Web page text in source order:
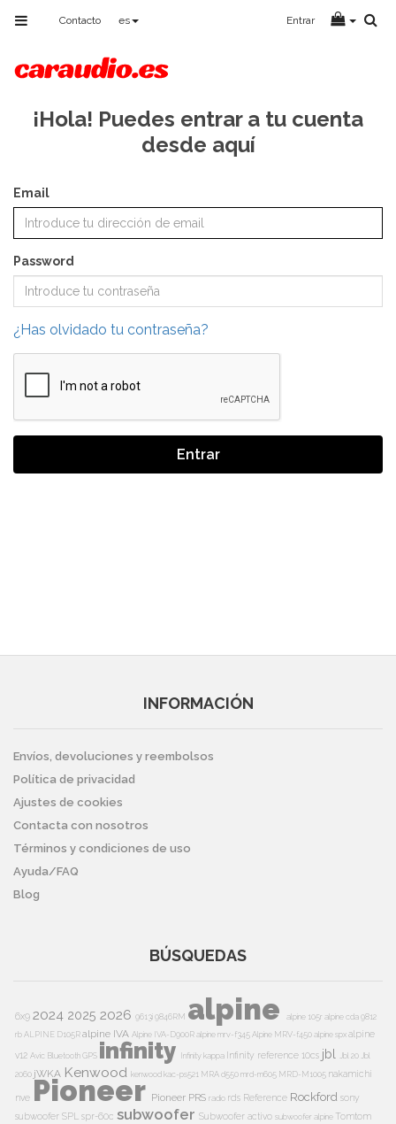
Toggle
navigation
Contacto es Entrar
¡Hola! Puedes entrar a tu cuenta
desde aquí
Email
Password
¿Has olvidado tu contraseña?
Entrar
INFORMACIÓN
Envíos, devoluciones y reembolsos
Política de privacidad
Ajustes de cookies
Contacta con nosotros
Términos y condiciones de uso
Ayuda/FAQ
Blog
BÚSQUEDAS
6x9 2024 2025 2026 9613i9846RM alpine alpine 105r alpine cda 9812
rbALPINE D105Ralpine IVA Alpine IVA-D900Ralpine mrv-f345Alpine MRV-f450alpine spxalpine
v12 Avic BluetoothGPS infinity Infinity kappa Infinity reference 10cs jbl Jbl 20 Jbl
2060 jWKA Kenwood kenwood kac-ps521 MRA d550mrd-m605 MRD-M1005 nakamichi
nve Pioneer Pioneer PRS radio rds Reference Rockford sony
subwoofer SPL spr-60c subwoofer Subwoofer activo subwoofer alpine Tomtom